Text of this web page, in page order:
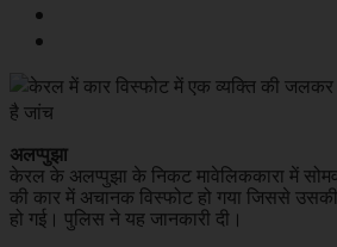
अलप्पुझा
केरल के अलप्पुझा के निकट मावेलिककारा में
की कार में अचानक विस्फोट हो गया जिससे
हो गई। पुलिस ने यह जानकारी दी।